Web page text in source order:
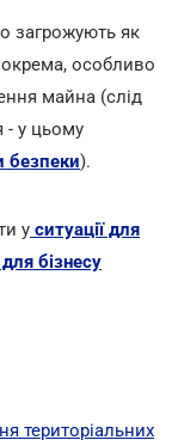
загрожують як
особливо
майна (слід
- у цьому
безпеки).
у ситуації для
бізнесу
територіальних